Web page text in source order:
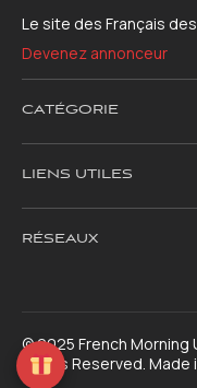
Le site des Français
Devenez annonceur
CATÉGORIE
LIENS UTILES
RÉSEAUX
© 2025 French Morning
Rights Reserved. Made